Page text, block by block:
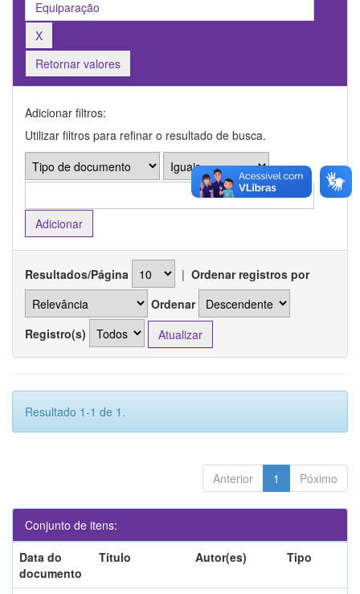
Retornar valores
Adicionar filtros:
Utilizar filtros para refinar o resultado de busca.
Resultados/Página | Ordenar registros por
Ordenar
Registro(s)
Resultado 1-1 de 1.
Anterior 1 Póximo
Conjunto de itens:
Data do
documento
Título Autor(es) Tipo